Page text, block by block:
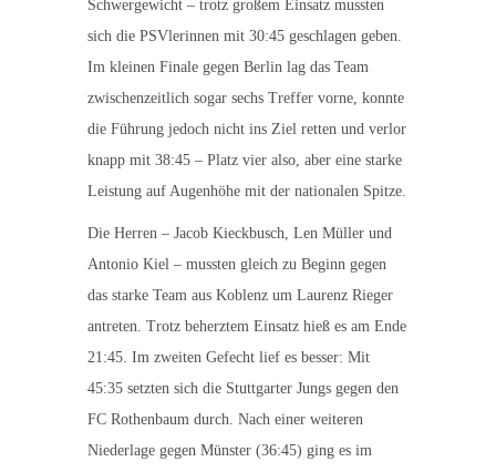
Schwergewicht – trotz großem Einsatz mussten
sich die PSVlerinnen mit 30:45 geschlagen geben.
Im kleinen Finale gegen Berlin lag das Team
zwischenzeitlich sogar sechs Treffer vorne, konnte
die Führung jedoch nicht ins Ziel retten und verlor
knapp mit 38:45 – Platz vier also, aber eine starke
Leistung auf Augenhöhe mit der nationalen Spitze.
Die Herren – Jacob Kieckbusch, Len Müller und
Antonio Kiel – mussten gleich zu Beginn gegen
das starke Team aus Koblenz um Laurenz Rieger
antreten. Trotz beherztem Einsatz hieß es am Ende
21:45. Im zweiten Gefecht lief es besser: Mit
45:35 setzten sich die Stuttgarter Jungs gegen den
FC Rothenbaum durch. Nach einer weiteren
Niederlage gegen Münster (36:45) ging es im